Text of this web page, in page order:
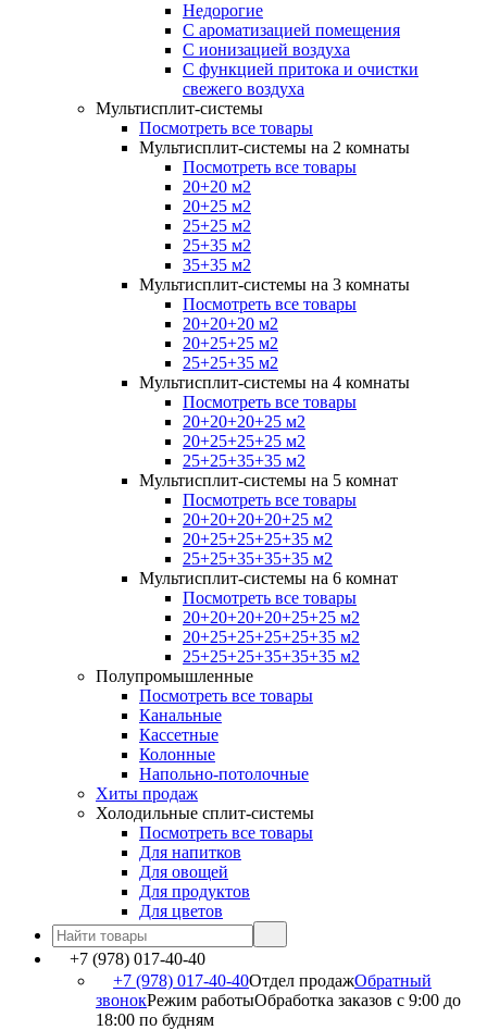
Недорогие
С ароматизацией помещения
С ионизацией воздуха
С функцией притока и очистки
свежего воздуха
Мультисплит-системы
Посмотреть все товары
Мультисплит-системы на 2 комнаты
Посмотреть все товары
20+20 м2
20+25 м2
25+25 м2
25+35 м2
35+35 м2
Мультисплит-системы на 3 комнаты
Посмотреть все товары
20+20+20 м2
20+25+25 м2
25+25+35 м2
Мультисплит-системы на 4 комнаты
Посмотреть все товары
20+20+20+25 м2
20+25+25+25 м2
25+25+35+35 м2
Мультисплит-системы на 5 комнат
Посмотреть все товары
20+20+20+20+25 м2
20+25+25+25+35 м2
25+25+35+35+35 м2
Мультисплит-системы на 6 комнат
Посмотреть все товары
20+20+20+20+25+25 м2
20+25+25+25+25+35 м2
25+25+25+35+35+35 м2
Полупромышленные
Посмотреть все товары
Канальные
Кассетные
Колонные
Напольно-потолочные
Хиты продаж
Холодильные сплит-системы
Посмотреть все товары
Для напитков
Для овощей
Для продуктов
Для цветов
+7 (978) 017-40-40
+7 (978) 017-40-40Отдел продажОбратный
звонокРежим работыОбработка заказов с 9:00 до
18:00 по будням